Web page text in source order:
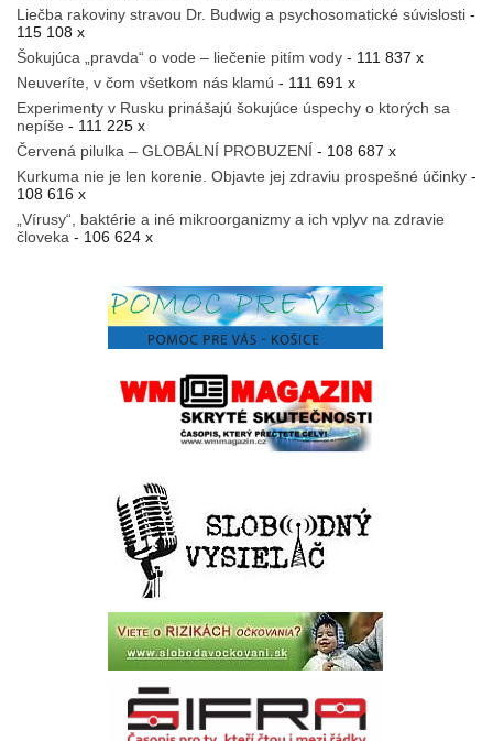
Liečba rakoviny stravou Dr. Budwig a psychosomatické súvislosti -
115 108 x
Šokujúca „pravda“ o vode – liečenie pitím vody - 111 837 x
Neuveríte, v čom všetkom nás klamú - 111 691 x
Experimenty v Rusku prinášajú šokujúce úspechy o ktorých sa
nepíše - 111 225 x
Červená pilulka – GLOBÁLNÍ PROBUZENÍ - 108 687 x
Kurkuma nie je len korenie. Objavte jej zdraviu prospešné účinky -
108 616 x
„Vírusy“, baktérie a iné mikroorganizmy a ich vplyv na zdravie
človeka - 106 624 x